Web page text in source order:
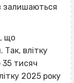
залишаються
що
влітку
тисяч
2025 року